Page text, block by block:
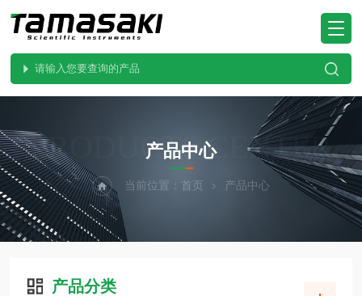
PRODUCTS CENTER
产品中心
当前位置： 首页 产品中心
产品分类